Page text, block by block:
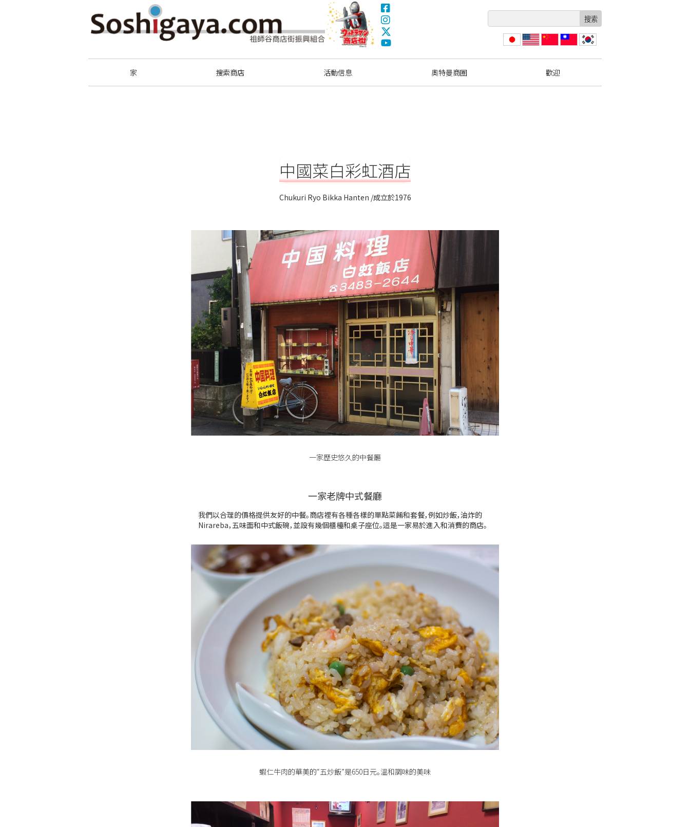
Facebook
Instagram
X(Twitter)
語
中文 中文
家 搜索商店 活動信息 奧特曼商圈 歡迎
中國菜白彩虹酒店
Chukuri Ryo Bikka Hanten /成立於1976
一家歷史悠久的中餐廳
一家老牌中式餐廳
我們以合理的價格提供友好的中餐。商店裡有各種各樣的單點菜餚和套餐，例如炒飯，油炸的
Nirareba，五味面和中式飯碗，並設有幾個櫃檯和桌子座位。這是一家易於進入和消費的商店。
蝦仁牛肉的華美的“五炒飯”是650日元。溫和調味的美味